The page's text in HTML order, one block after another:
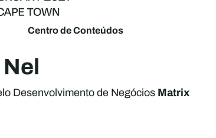
Centro de Conteúdos
Desenvolvimento de Negócios Matrix